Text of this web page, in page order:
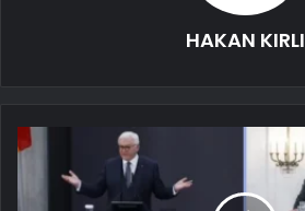
HAKAN KIRLI